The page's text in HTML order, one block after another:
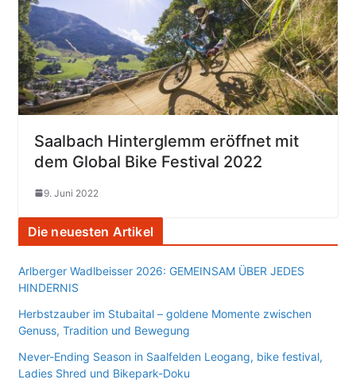
Saalbach Hinterglemm eröffnet mit
dem Global Bike Festival 2022
9. Juni 2022
Die neuesten Artikel
Arlberger Wadlbeisser 2026: GEMEINSAM ÜBER JEDES
HINDERNIS
Herbstzauber im Stubaital – goldene Momente zwischen
Genuss, Tradition und Bewegung
Never-Ending Season in Saalfelden Leogang, bike festival,
Ladies Shred und Bikepark-Doku